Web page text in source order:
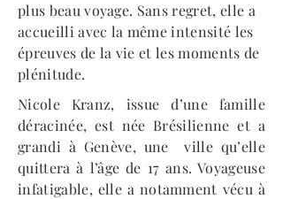
plus beau voyage. Sans regret, elle a
accueilli avec la même intensité les
épreuves de la vie et les moments de
plénitude.
Nicole Kranz, issue d’une famille
déracinée, est née Brésilienne et a
grandi à Genève, une ville qu’elle
quittera à l’âge de 17 ans. Voyageuse
infatigable, elle a notamment vécu à